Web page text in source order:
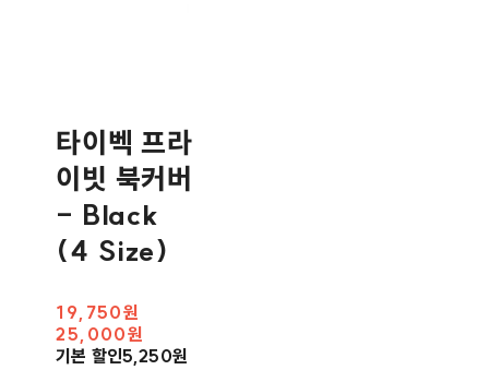
타이벡 프라
이빗 북커버
- Black
(4 Size)
19,750원
25,000원
기본 할인5,250원